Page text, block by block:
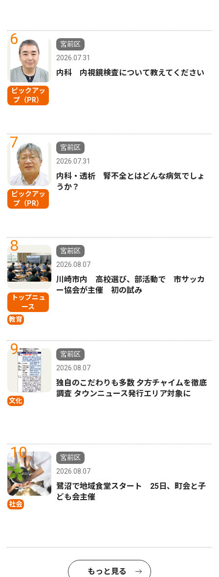
6
ピックアッ
プ（PR）
宮前区
2026.07.31
内科 内視鏡検査について教えてください
7
ピックアッ
プ（PR）
宮前区
2026.07.31
内科・透析 腎不全とはどんな病気でしょ
うか？
8
トップニュ
ース
教育
宮前区
2026.08.07
川崎市内 高校選び、部活動で 市サッカ
ー協会が主催 初の試み
9
文化
宮前区
2026.08.07
独自のこだわりも多数 夕方チャイムを徹底
調査 タウンニュース発行エリア対象に
10
社会
宮前区
2026.08.07
鷺沼で地域食堂スタート 25日、町会と子
ども会主催
もっと見る